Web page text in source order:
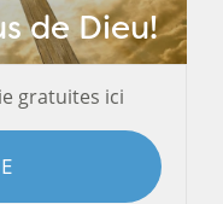
de Dieu!
gratuites ici